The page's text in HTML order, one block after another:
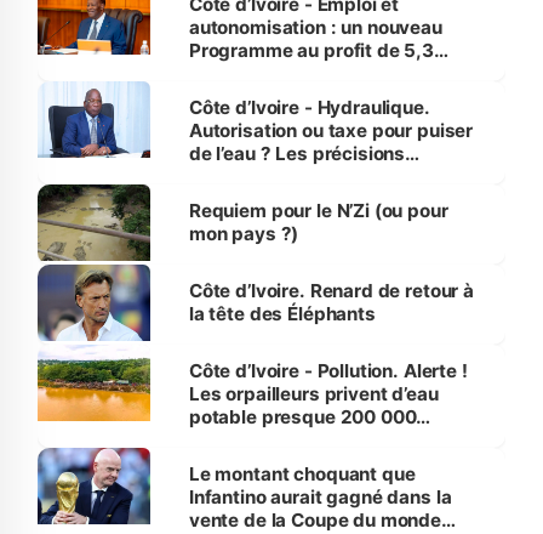
autonomisation : un nouveau
Programme au profit de 5,3
Côte d’Ivoire - Hydraulique.
Autorisation ou taxe pour puiser
de l’eau ? Les précisions
Requiem pour le N’Zi (ou pour
mon pays ?)
Côte d’Ivoire. Renard de retour à
la tête des Éléphants
Côte d’Ivoire - Pollution. Alerte !
Les orpailleurs privent d’eau
potable presque 200 000
Le montant choquant que
Infantino aurait gagné dans la
vente de la Coupe du monde